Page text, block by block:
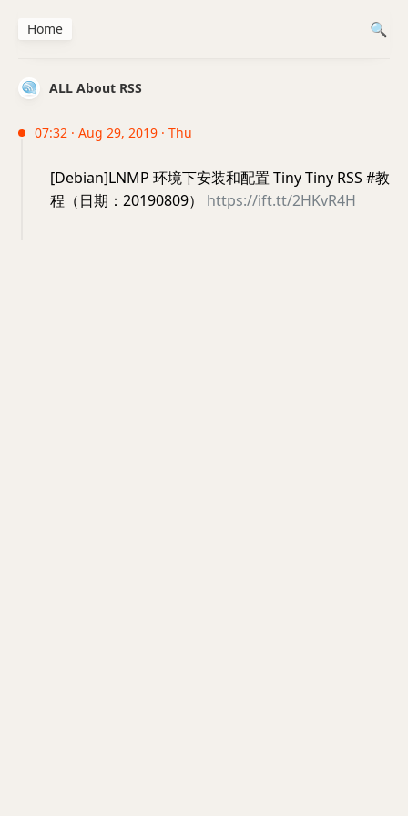
ALL About RSS
07:32 · Aug 29, 2019 · Thu
[Debian]LNMP 环境下安装和配置 Tiny Tiny RSS #教
程（日期：20190809） https://ift.tt/2HKvR4H
Home